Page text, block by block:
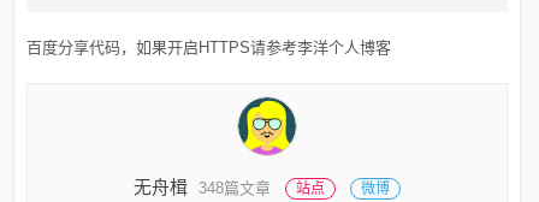
百度分享代码，如果开启HTTPS请参考李洋个人博客
无舟楫 348篇文章 站点 微博